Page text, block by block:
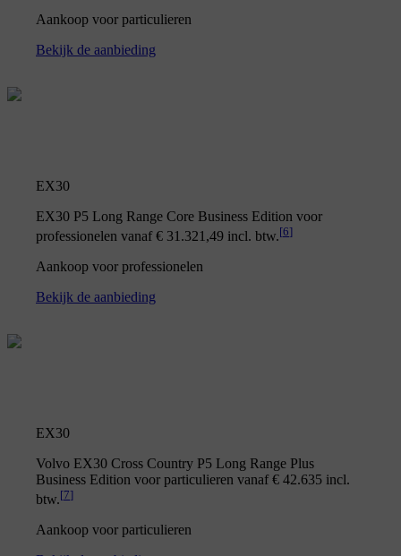
Aankoop voor particulieren
Bekijk de aanbieding
EX30
EX30 P5 Long Range Core Business Edition voor
professionelen vanaf € 31.321,49 incl. btw.[6]
Aankoop voor professionelen
Bekijk de aanbieding
EX30
Volvo EX30 Cross Country P5 Long Range Plus
Business Edition voor particulieren vanaf € 42.635 incl.
btw.[7]
Aankoop voor particulieren